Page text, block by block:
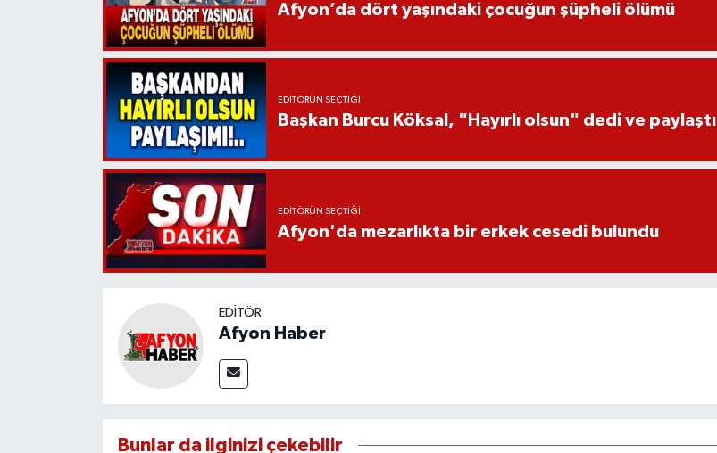
Afyon’da dört yaşındaki çocuğun şüpheli ölümü
EDITÖRÜN SEÇTIĞI
Başkan Burcu Köksal, "Hayırlı olsun" dedi ve paylaştı
EDITÖRÜN SEÇTIĞI
Afyon'da mezarlıkta bir erkek cesedi bulundu
EDITÖR
Afyon Haber
Bunlar da ilginizi çekebilir